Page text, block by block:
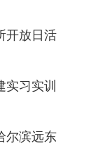
开放日活
实习实训
尔滨远东